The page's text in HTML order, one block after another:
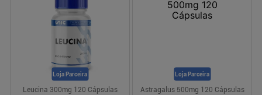
Loja Parceira
Leucina 300mg 120 Cápsulas
Loja Parceira
Astragalus 500mg 120 Cápsulas